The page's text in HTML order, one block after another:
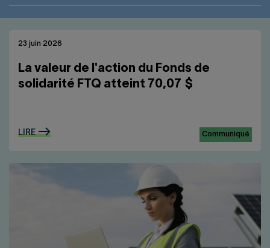
23 juin 2026
La valeur de l'action du Fonds de
solidarité FTQ atteint 70,07 $
LIRE Communiqué